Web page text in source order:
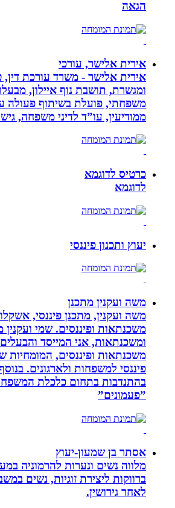
אירית אלישר, עורכי
אירית אלישר - משרד עורכת דין, טוענת
ומגשרת, תושבת נוף איילון, מבעלות
משפחתי, פועלת בשיתוף פעולה עם
ממודיעין, עו”ד לדיני משפחה, גישור
כרטיס לדוגמא
לדוגמא
יעוץ ותכנון פיננסי
משה ועקנין מתכנן
משה ועקנין, מתכנן פיננסי, אשקלון,
משכנתאות ופיננסים. שמי ועקנין משה,
ומשכנתאות, אני המייסד והבעלים של
משכנתאות ופיננסים, המומחיות שלי
פיננסי למשפחות ולארגונים. בנוסף
בהתנדבות בתחום כלכלת המשפחה דרך
”פעמונים”
אסתר בן שמעון-יעוץ
מלווה נשים ונערות להרמוניה
ברווקות ליצירת זוגיות, נשים במשבר
לאחר גירושין.